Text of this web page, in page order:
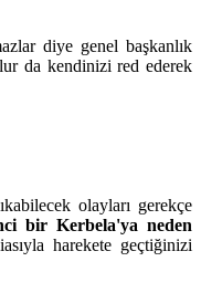
diye genel başkanlık
da kendinizi red ederek
olayları gerekçe
bir Kerbela'ya neden
harekete geçtiğinizi